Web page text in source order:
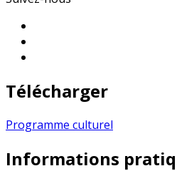
Télécharger
Programme culturel
Informations